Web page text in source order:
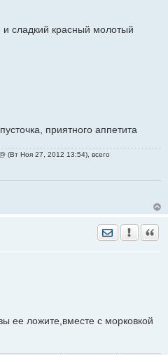
сладкий красный молотый
приятного аппетита
(Вт Ноя 27, 2012 13:54), всего
Отправить
ее ложите,вместе с морковкой